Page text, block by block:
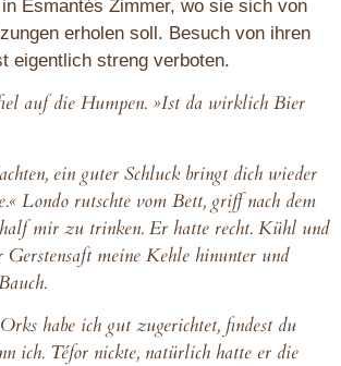
Esmantés Zimmer, wo sie sich von
erholen soll. Besuch von ihren
eigentlich streng verboten.
auf die Humpen. »Ist da wirklich Bier
ein guter Schluck bringt dich wieder
Londo rutschte vom Bett, griff nach dem
mir zu trinken. Er hatte recht. Kühl und
Gerstensaft meine Kehle hinunter und
habe ich gut zugerichtet, findest du
ich. Téfor nickte, natürlich hatte er die